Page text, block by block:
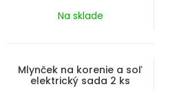
Na sklade
Mlynček na korenie a soľ
elektrický sada 2 ks